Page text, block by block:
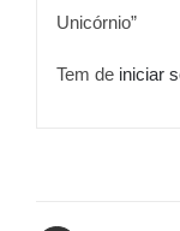
Unicórnio”
Tem de iniciar